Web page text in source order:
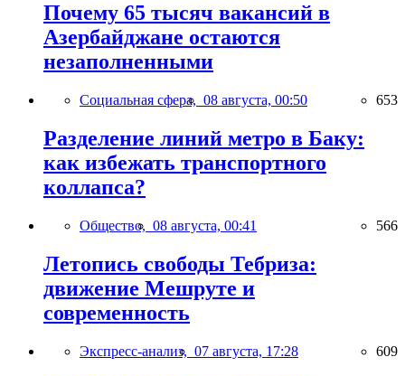
Почему 65 тысяч вакансий в
Азербайджане остаются
незаполненными
Социальная сфера, 08 августа, 00:50 653
Разделение линий метро в Баку:
как избежать транспортного
коллапса?
Общество, 08 августа, 00:41 566
Летопись свободы Тебриза:
движение Мешруте и
современность
Экспресс-анализ, 07 августа, 17:28 609